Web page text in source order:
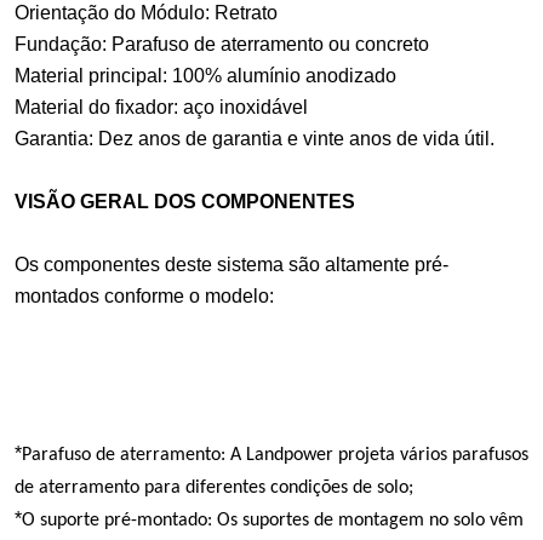
Orientação do Módulo: Retrato
Fundação: Parafuso de aterramento ou concreto
Material principal: 100% alumínio anodizado
Material do fixador: aço inoxidável
Garantia: Dez anos de garantia e vinte anos de vida útil.
VISÃO GERAL DOS COMPONENTES
Os componentes deste sistema são altamente pré-
montados conforme o modelo:
*Parafuso de aterramento: A Landpower projeta vários parafusos
de aterramento para diferentes condições de solo;
*O suporte pré-montado: Os suportes de montagem no solo vêm